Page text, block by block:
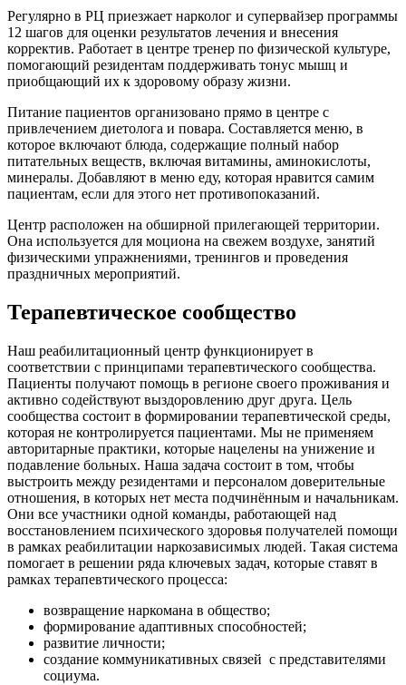
Регулярно в РЦ приезжает нарколог и супервайзер программы
12 шагов для оценки результатов лечения и внесения
корректив. Работает в центре тренер по физической культуре,
помогающий резидентам поддерживать тонус мышц и
приобщающий их к здоровому образу жизни.
Питание пациентов организовано прямо в центре с
привлечением диетолога и повара. Составляется меню, в
которое включают блюда, содержащие полный набор
питательных веществ, включая витамины, аминокислоты,
минералы. Добавляют в меню еду, которая нравится самим
пациентам, если для этого нет противопоказаний.
Центр расположен на обширной прилегающей территории.
Она используется для моциона на свежем воздухе, занятий
физическими упражнениями, тренингов и проведения
праздничных мероприятий.
Терапевтическое сообщество
Наш реабилитационный центр функционирует в
соответствии с принципами терапевтического сообщества.
Пациенты получают помощь в регионе своего проживания и
активно содействуют выздоровлению друг друга. Цель
сообщества состоит в формировании терапевтической среды,
которая не контролируется пациентами. Мы не применяем
авторитарные практики, которые нацелены на унижение и
подавление больных. Наша задача состоит в том, чтобы
выстроить между резидентами и персоналом доверительные
отношения, в которых нет места подчинённым и начальникам.
Они все участники одной команды, работающей над
восстановлением психического здоровья получателей помощи
в рамках реабилитации наркозависимых людей. Такая система
помогает в решении ряда ключевых задач, которые ставят в
рамках терапевтического процесса:
возвращение наркомана в общество;
формирование адаптивных способностей;
развитие личности;
создание коммуникативных связей с представителями
социума.